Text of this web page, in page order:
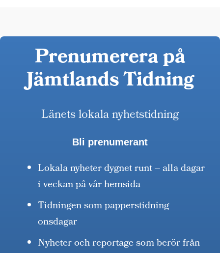
Prenumerera på
Jämtlands Tidning
Länets lokala nyhetstidning
Bli prenumerant
Lokala nyheter dygnet runt – alla dagar
i veckan på vår hemsida
Tidningen som papperstidning
onsdagar
Nyheter och reportage som berör från